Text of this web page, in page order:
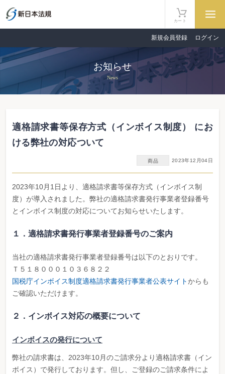
カート
新規会員登録 ログイン
お知らせ
News
適格請求書等保存方式（インボイス制度） にお
ける弊社の対応ついて
商品 2023年12月04日
2023年10月1日より、適格請求書等保存方式（インボイス制
度）が導入されました。弊社の適格請求書発行事業者登録番号
とインボイス制度の対応についてお知らせいたします。
１．適格請求書発行事業者登録番号のご案内
当社の適格請求書発行事業者登録番号は以下のとおりです。
Ｔ５１８０００１０３６８２２
国税庁インボイス制度適格請求書発行事業者公表サイトからも
ご確認いただけます。
２．インボイス対応の概要について
インボイスの発行について
弊社の請求書は、2023年10月のご請求分より適格請求書（イン
ボイス）で発行しております。但し、ご登録のご請求条件によ